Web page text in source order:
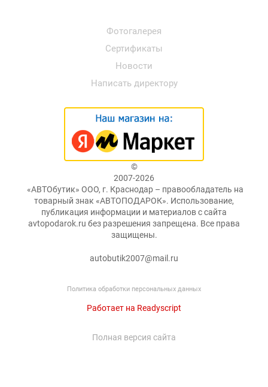
Фотогалерея
Сертификаты
Новости
Написать директору
©
2007-2026
«АВТОбутик» ООО, г. Краснодар – правообладатель на
товарный знак «АВТОПОДАРОК». Использование,
публикация информации и материалов с сайта
avtopodarok.ru без разрешения запрещена. Все права
защищены.
autobutik2007@mail.ru
Политика обработки персональных данных
Работает на Readyscript
Полная версия сайта